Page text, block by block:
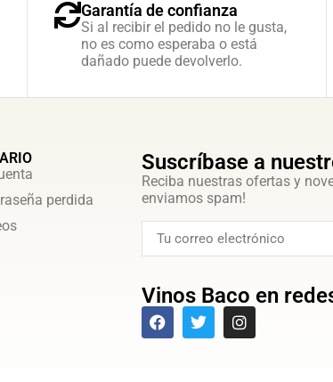
Garantía de confianza
Si al recibir el pedido no le gusta,
no es como esperaba o está
dañado puede devolverlo.
perdida
Suscríbase a
Reciba nuestras ofertas y
enviamos spam!
Vinos Baco en